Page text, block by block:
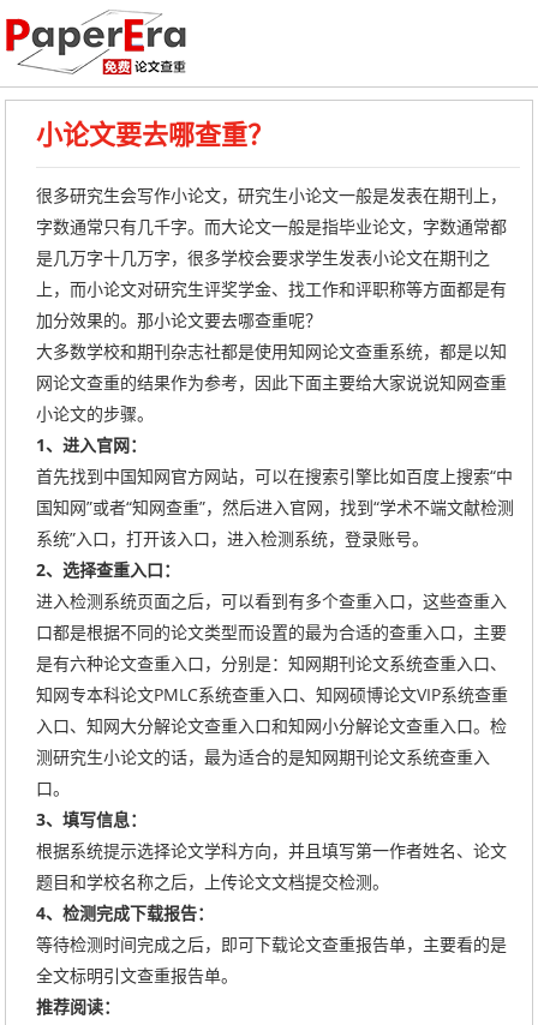
小论文要去哪查重？
很多研究生会写作小论文，研究生小论文一般是发表在期刊上，
字数通常只有几千字。而大论文一般是指毕业论文，字数通常都
是几万字十几万字，很多学校会要求学生发表小论文在期刊之
上，而小论文对研究生评奖学金、找工作和评职称等方面都是有
加分效果的。那小论文要去哪查重呢？
大多数学校和期刊杂志社都是使用知网论文查重系统，都是以知
网论文查重的结果作为参考，因此下面主要给大家说说知网查重
小论文的步骤。
1、进入官网：
首先找到中国知网官方网站，可以在搜索引擎比如百度上搜索“中
国知网”或者“知网查重”，然后进入官网，找到“学术不端文献检测
系统”入口，打开该入口，进入检测系统，登录账号。
2、选择查重入口：
进入检测系统页面之后，可以看到有多个查重入口，这些查重入
口都是根据不同的论文类型而设置的最为合适的查重入口，主要
是有六种论文查重入口，分别是：知网期刊论文系统查重入口、
知网专本科论文PMLC系统查重入口、知网硕博论文VIP系统查重
入口、知网大分解论文查重入口和知网小分解论文查重入口。检
测研究生小论文的话，最为适合的是知网期刊论文系统查重入
口。
3、填写信息：
根据系统提示选择论文学科方向，并且填写第一作者姓名、论文
题目和学校名称之后，上传论文文档提交检测。
4、检测完成下载报告：
等待检测时间完成之后，即可下载论文查重报告单，主要看的是
全文标明引文查重报告单。
推荐阅读：